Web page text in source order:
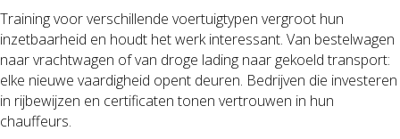
Training voor verschillende voertuigtypen vergroot hun
inzetbaarheid en houdt het werk interessant. Van bestelwagen
naar vrachtwagen of van droge lading naar gekoeld transport:
elke nieuwe vaardigheid opent deuren. Bedrijven die investeren
in rijbewijzen en certificaten tonen vertrouwen in hun
chauffeurs.